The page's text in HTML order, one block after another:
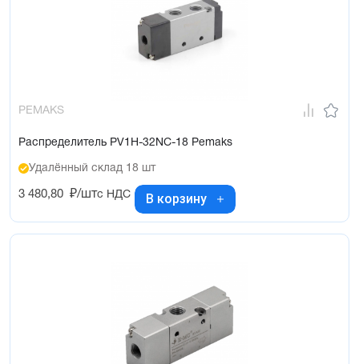
PEMAKS
Распределитель PV1H-32NC-18 Pemaks
Удалённый склад 18 шт
3 480,80 ₽/штс НДС В корзину